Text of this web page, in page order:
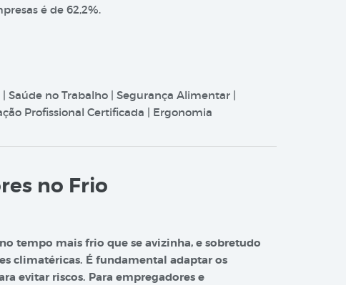
é de 62,2%.
Saúde no Trabalho | Segurança Alimentar |
Profissional Certificada | Ergonomia
no Frio
tempo mais frio que se avizinha, e sobretudo
climatéricas. É fundamental adaptar os
evitar riscos. Para empregadores e